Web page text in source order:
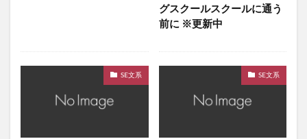
グスクールスクールに通う
前に ※更新中
SE文系 SE文系